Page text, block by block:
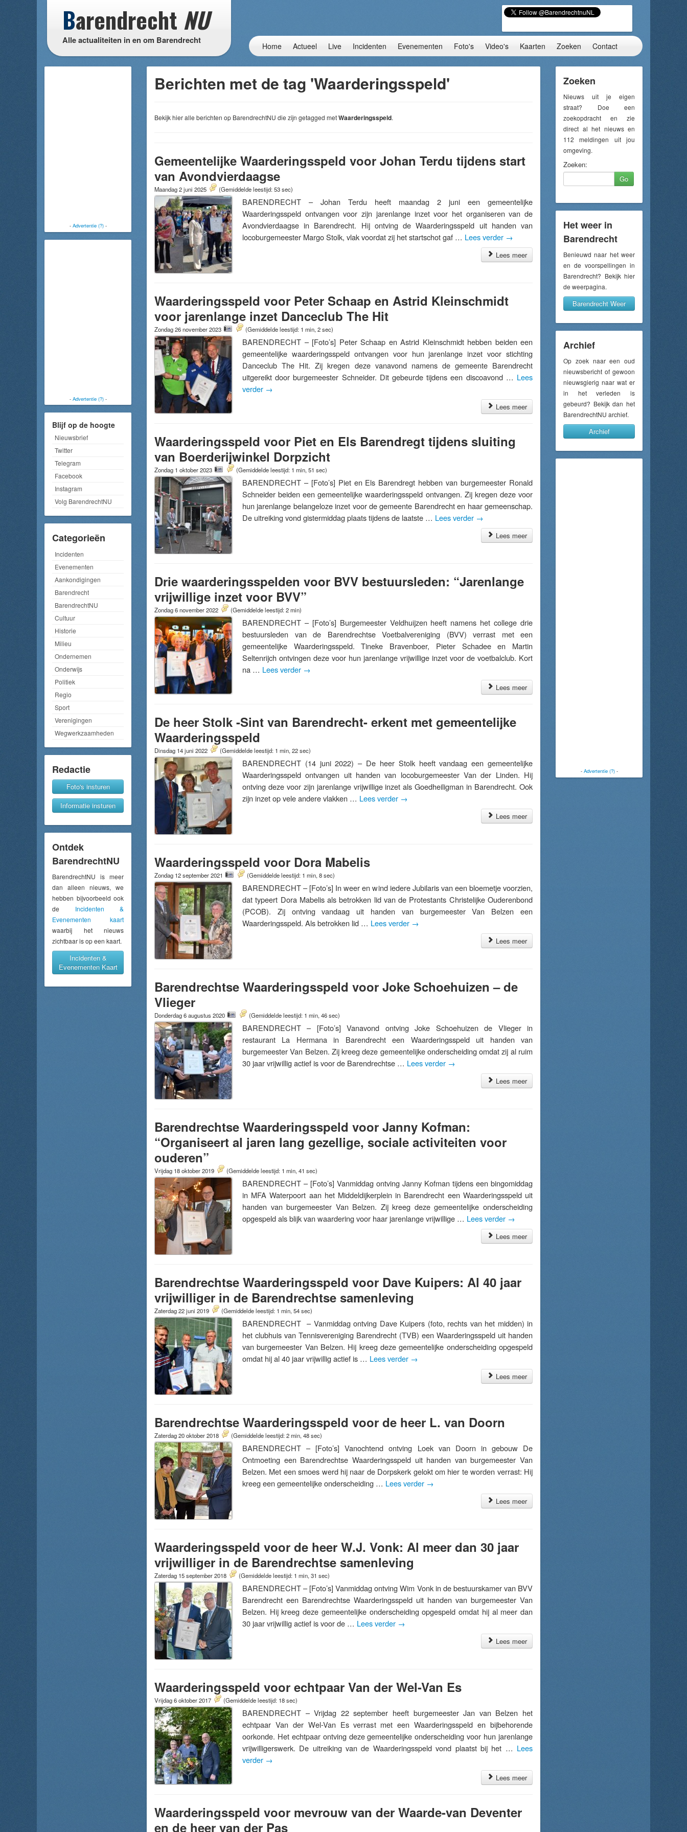
Barendrecht NU
Alle actualiteiten in en om Barendrecht
Home Actueel Live Incidenten Evenementen Foto's Video's Kaarten Zoeken Contact
- Advertentie (?)-
- Advertentie (?)-
Blijf op de hoogte
Nieuwsbrief
Twitter
Telegram
Facebook
Instagram
Volg BarendrechtNU
Categorieën
Incidenten
Evenementen
Aankondigingen
Barendrecht
BarendrechtNU
Cultuur
Historie
Milieu
Ondernemen
Onderwijs
Politiek
Regio
Sport
Verenigingen
Wegwerkzaamheden
Redactie
Foto's insturen
Informatie insturen
Ontdek
BarendrechtNU
BarendrechtNU is meer
dan alleen nieuws, we
hebben bijvoorbeeld ook
de Incidenten &
Evenementen kaart
waarbij het nieuws
zichtbaar is op een kaart.
Incidenten &
Evenementen Kaart
Berichten met de tag 'Waarderingsspeld'
Bekijk hier alle berichten op BarendrechtNU die zijn getagged metWaarderingsspeld.
Gemeentelijke Waarderingsspeld voor Johan Terdu tijdens start
van Avondvierdaagse
Maandag 2 juni 2025 (Gemiddelde leestijd: 53 sec)
BARENDRECHT – Johan Terdu heeft maandag 2 juni een gemeentelijke
Waarderingsspeld ontvangen voor zijn jarenlange inzet voor het organiseren van de
Avondvierdaagse in Barendrecht. Hij ontving de Waarderingsspeld uit handen van
locoburgemeester Margo Stolk, vlak voordat zij het startschot gaf … Lees verder →
Lees meer
Waarderingsspeld voor Peter Schaap en Astrid Kleinschmidt
voor jarenlange inzet Danceclub The Hit
Zondag 26 november 2023 (Gemiddelde leestijd: 1 min, 2 sec)
BARENDRECHT – [Foto’s] Peter Schaap en Astrid Kleinschmidt hebben beiden een
gemeentelijke waarderingsspeld ontvangen voor hun jarenlange inzet voor stichting
Danceclub The Hit. Zij kregen deze vanavond namens de gemeente Barendrecht
uitgereikt door burgemeester Schneider. Dit gebeurde tijdens een discoavond … Lees
verder →
Lees meer
Waarderingsspeld voor Piet en Els Barendregt tijdens sluiting
van Boerderijwinkel Dorpzicht
Zondag 1 oktober 2023 (Gemiddelde leestijd: 1 min, 51 sec)
BARENDRECHT – [Foto’s] Piet en Els Barendregt hebben van burgemeester Ronald
Schneider beiden een gemeentelijke waarderingsspeld ontvangen. Zij kregen deze voor
hun jarenlange belangeloze inzet voor de gemeente Barendrecht en haar gemeenschap.
De uitreiking vond gistermiddag plaats tijdens de laatste … Lees verder →
Lees meer
Drie waarderingsspelden voor BVV bestuursleden: “Jarenlange
vrijwillige inzet voor BVV”
Zondag 6 november 2022 (Gemiddelde leestijd: 2 min)
BARENDRECHT – [Foto’s] Burgemeester Veldhuijzen heeft namens het college drie
bestuursleden van de Barendrechtse Voetbalvereniging (BVV) verrast met een
gemeentelijke Waarderingsspeld. Tineke Bravenboer, Pieter Schadee en Martin
Seltenrijch ontvingen deze voor hun jarenlange vrijwillige inzet voor de voetbalclub. Kort
na … Lees verder →
Lees meer
De heer Stolk -Sint van Barendrecht- erkent met gemeentelijke
Waarderingsspeld
Dinsdag 14 juni 2022 (Gemiddelde leestijd: 1 min, 22 sec)
BARENDRECHT (14 juni 2022) – De heer Stolk heeft vandaag een gemeentelijke
Waarderingsspeld ontvangen uit handen van locoburgemeester Van der Linden. Hij
ontving deze voor zijn jarenlange vrijwillige inzet als Goedheiligman in Barendrecht. Ook
zijn inzet op vele andere vlakken … Lees verder →
Lees meer
Waarderingsspeld voor Dora Mabelis
Zondag 12 september 2021 (Gemiddelde leestijd: 1 min, 8 sec)
BARENDRECHT – [Foto’s] In weer en wind iedere Jubilaris van een bloemetje voorzien,
dat typeert Dora Mabelis als betrokken lid van de Protestants Christelijke Ouderenbond
(PCOB). Zij ontving vandaag uit handen van burgemeester Van Belzen een
Waarderingsspeld. Als betrokken lid … Lees verder →
Lees meer
Barendrechtse Waarderingsspeld voor Joke Schoehuizen – de
Vlieger
Donderdag 6 augustus 2020 (Gemiddelde leestijd: 1 min, 46 sec)
BARENDRECHT – [Foto’s] Vanavond ontving Joke Schoehuizen de Vlieger in
restaurant La Hermana in Barendrecht een Waarderingsspeld uit handen van
burgemeester Van Belzen. Zij kreeg deze gemeentelijke onderscheiding omdat zij al ruim
30 jaar vrijwillig actief is voor de Barendrechtse … Lees verder →
Lees meer
Barendrechtse Waarderingsspeld voor Janny Kofman:
“Organiseert al jaren lang gezellige, sociale activiteiten voor
ouderen”
Vrijdag 18 oktober 2019 (Gemiddelde leestijd: 1 min, 41 sec)
BARENDRECHT – [Foto’s] Vanmiddag ontving Janny Kofman tijdens een bingomiddag
in MFA Waterpoort aan het Middeldijkerplein in Barendrecht een Waarderingsspeld uit
handen van burgemeester Van Belzen. Zij kreeg deze gemeentelijke onderscheiding
opgespeld als blijk van waardering voor haar jarenlange vrijwillige … Lees verder →
Lees meer
Barendrechtse Waarderingsspeld voor Dave Kuipers: Al 40 jaar
vrijwilliger in de Barendrechtse samenleving
Zaterdag 22 juni 2019 (Gemiddelde leestijd: 1 min, 54 sec)
BARENDRECHT – Vanmiddag ontving Dave Kuipers (foto, rechts van het midden) in
het clubhuis van Tennisvereniging Barendrecht (TVB) een Waarderingsspeld uit handen
van burgemeester Van Belzen. Hij kreeg deze gemeentelijke onderscheiding opgespeld
omdat hij al 40 jaar vrijwillig actief is … Lees verder →
Lees meer
Barendrechtse Waarderingsspeld voor de heer L. van Doorn
Zaterdag 20 oktober 2018 (Gemiddelde leestijd: 2 min, 48 sec)
BARENDRECHT – [Foto’s] Vanochtend ontving Loek van Doorn in gebouw De
Ontmoeting een Barendrechtse Waarderingsspeld uit handen van burgemeester Van
Belzen. Met een smoes werd hij naar de Dorpskerk gelokt om hier te worden verrast: Hij
kreeg een gemeentelijke onderscheiding … Lees verder →
Lees meer
Waarderingsspeld voor de heer W.J. Vonk: Al meer dan 30 jaar
vrijwilliger in de Barendrechtse samenleving
Zaterdag 15 september 2018 (Gemiddelde leestijd: 1 min, 31 sec)
BARENDRECHT – [Foto’s] Vanmiddag ontving Wim Vonk in de bestuurskamer van BVV
Barendrecht een Barendrechtse Waarderingsspeld uit handen van burgemeester Van
Belzen. Hij kreeg deze gemeentelijke onderscheiding opgespeld omdat hij al meer dan
30 jaar vrijwillig actief is voor de … Lees verder →
Lees meer
Waarderingsspeld voor echtpaar Van der Wel-Van Es
Vrijdag 6 oktober 2017 (Gemiddelde leestijd: 18 sec)
BARENDRECHT – Vrijdag 22 september heeft burgemeester Jan van Belzen het
echtpaar Van der Wel-Van Es verrast met een Waarderingsspeld en bijbehorende
oorkonde. Het echtpaar ontving deze gemeentelijke onderscheiding voor hun jarenlange
vrijwilligerswerk. De uitreiking van de Waarderingsspeld vond plaatst bij het … Lees
verder →
Lees meer
Waarderingsspeld voor mevrouw van der Waarde-van Deventer
en de heer van der Pas
Zoeken
Nieuws uit je eigen
straat? Doe een
zoekopdracht en zie
direct al het nieuws en
112 meldingen uit jou
omgeving.
Zoeken:
Go
Het weer in
Barendrecht
Benieuwd naar het weer
en de voorspellingen in
Barendrecht? Bekijk hier
de weerpagina.
Barendrecht Weer
Archief
Op zoek naar een oud
nieuwsbericht of gewoon
nieuwsgierig naar wat er
in het verleden is
gebeurd? Bekijk dan het
BarendrechtNU archief.
Archief
- Advertentie (?)-